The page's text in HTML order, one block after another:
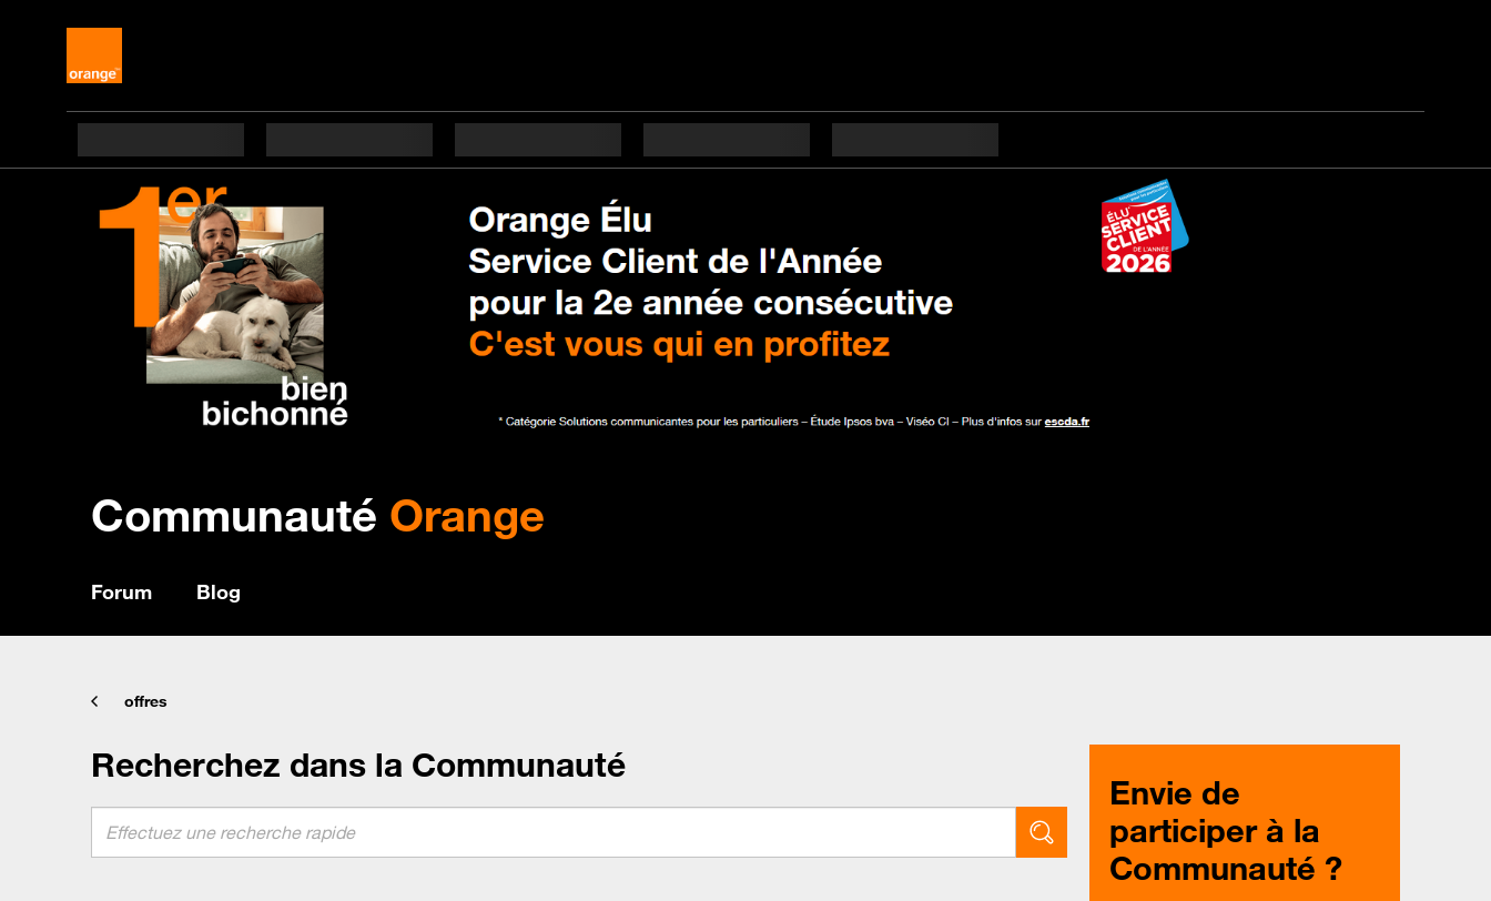
Communauté Orange
Forum Blog
offres
Recherchez dans la Communauté
Envie de
participer à la
Communauté ?